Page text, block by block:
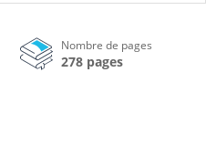
Nombre de pages
278 pages